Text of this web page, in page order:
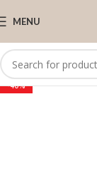
MENU
Beranda Tote
-40%